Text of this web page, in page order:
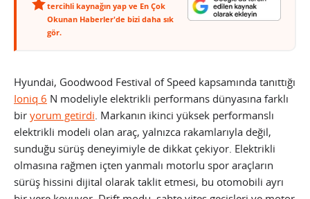
tercihli kaynağın yap ve En Çok
Okunan Haberler'de bizi daha sık
gör.
Hyundai, Goodwood Festival of Speed kapsamında tanıttığı
Ioniq 6 N modeliyle elektrikli performans dünyasına farklı
bir yorum getirdi. Markanın ikinci yüksek performanslı
elektrikli modeli olan araç, yalnızca rakamlarıyla değil,
sunduğu sürüş deneyimiyle de dikkat çekiyor. Elektrikli
olmasına rağmen içten yanmalı motorlu spor araçların
sürüş hissini dijital olarak taklit etmesi, bu otomobili ayrı